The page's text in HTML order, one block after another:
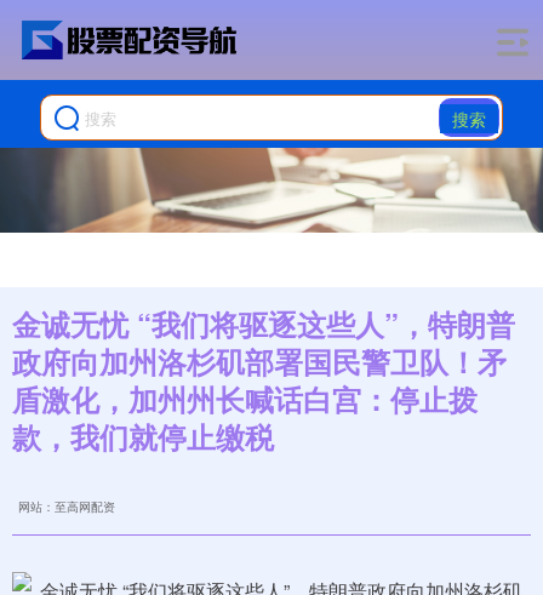
搜索
金诚无忧 “我们将驱逐这些人”，特朗普
政府向加州洛杉矶部署国民警卫队！矛
盾激化，加州州长喊话白宫：停止拨
款，我们就停止缴税
网站：至高网配资